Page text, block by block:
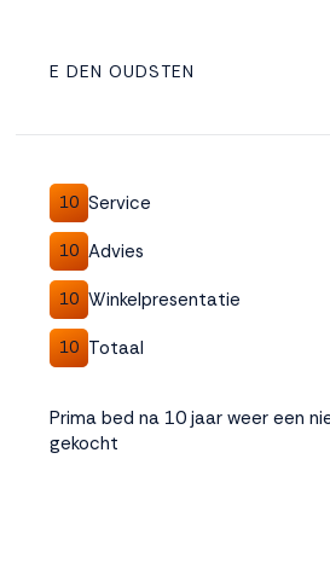
E DEN OUDSTEN
10 Service
10 Advies
10 Winkelpresentatie
10 Totaal
Prima bed na 10 jaar weer een
gekocht